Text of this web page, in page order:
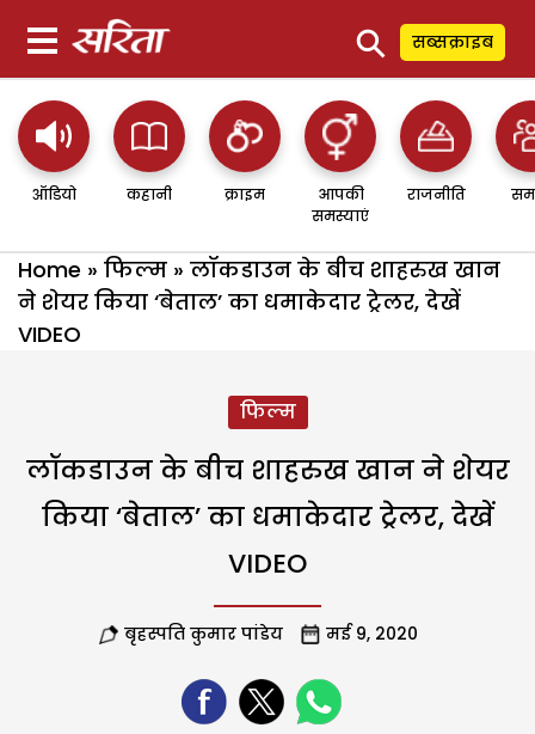
⚲ सब्सक्राइब
ऑडियो कहानी क्राइम
आपकी
समस्याएं
राजनीति
Home » फिल्म » लॉकडाउन के बीच शाहरुख खान
ने शेयर किया ‘बेताल’ का धमाकेदार ट्रेलर, देखें
VIDEO
फिल्म
लॉकडाउन के बीच शाहरुख खान ने शेयर
किया ‘बेताल’ का धमाकेदार ट्रेलर, देखें
VIDEO
बृहस्पति कुमार पांडेय मई 9, 2020